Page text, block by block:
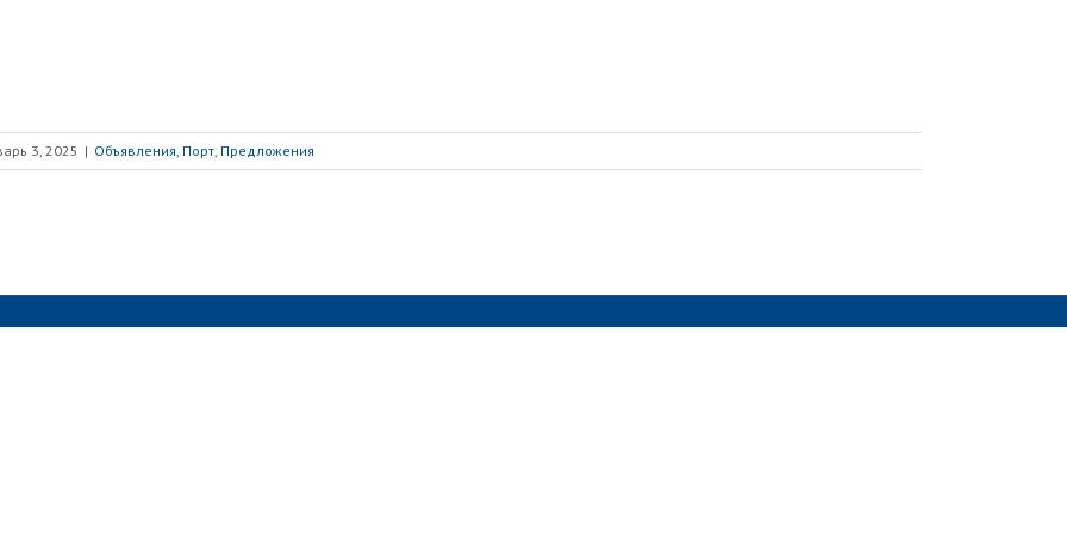
3, 2025 | Объявления, Порт, Предложения